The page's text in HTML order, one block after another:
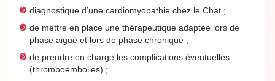
diagnostique d’une cardiomyopathie chez le Chat ;
de mettre en place une thérapeutique adaptée lors de
phase aiguë et lors de phase chronique ;
de prendre en charge les complications éventuelles
(thromboembolies) ;